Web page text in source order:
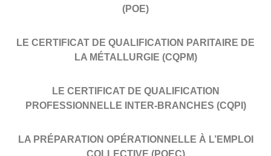
(POE)
LE CERTIFICAT DE QUALIFICATION PARITAIRE DE
LA MÉTALLURGIE (CQPM)
LE CERTIFICAT DE QUALIFICATION
PROFESSIONNELLE INTER-BRANCHES (CQPI)
LA PRÉPARATION OPÉRATIONNELLE À L’EMPLOI
COLLECTIVE (POEC)